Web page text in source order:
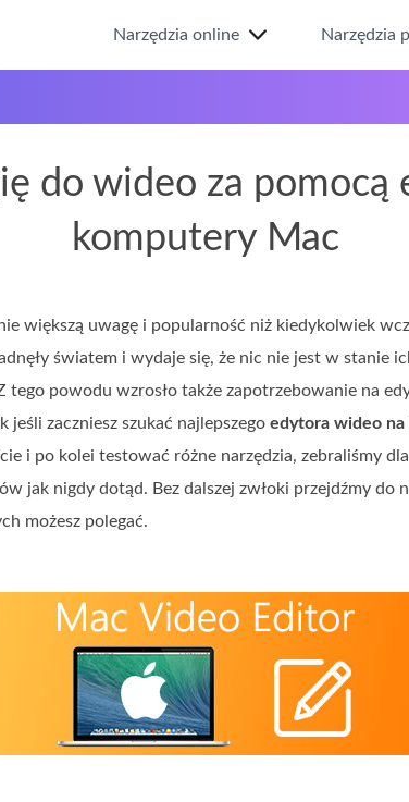
Narzędzia online Narzędzia
do wideo za
komputery Mac
większą uwagę i popularność niż kiedykolwiek
światem i wydaje się, że nic nie jest w stanie
tego powodu wzrosło także zapotrzebowanie na
jeśli zaczniesz szukać najlepszego edytora wideo na
i po kolei testować różne narzędzia, zebraliśmy
jak nigdy dotąd. Bez dalszej zwłoki przejdźmy do
możesz polegać.